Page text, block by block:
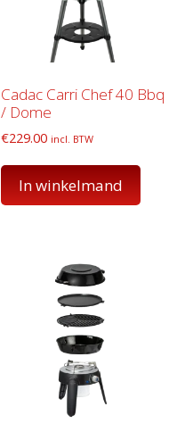
Cadac Carri Chef 40 Bbq
/ Dome
€229.00 incl. BTW
In winkelmand